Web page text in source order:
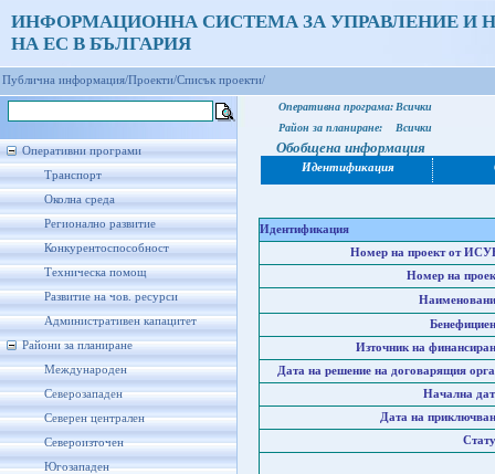
ИНФОРМАЦИОННА СИСТЕМА ЗА УПРАВЛЕНИЕ И
НА ЕС В БЪЛГАРИЯ
Публична информация/Проекти/Списък проекти/
Оперативни програми
Транспорт
Околна среда
Регионално развитие
Конкурентоспособност
Техническа помощ
Развитие на чов. ресурси
Административен капацитет
Райони за планиране
Международен
Северозападен
Северен централен
Североизточен
Югозападен
Оперативна програма: Всички
Район за планиране:
Всички
Обобщена информация
Идентификация
Идентификация
Номер на проект от
Номер на
Източник на
Дата на решение на договарящия
Начална
Дата на